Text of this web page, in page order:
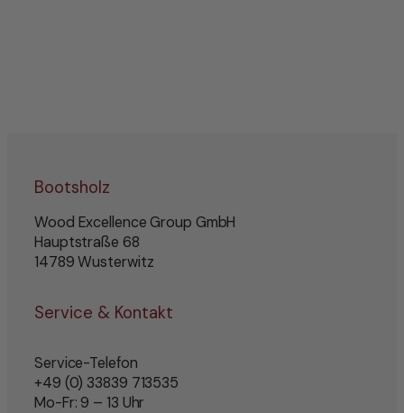
Bootsholz
Wood Excellence Group GmbH
Hauptstraße 68
14789 Wusterwitz
Service & Kontakt
Service-Telefon
+49 (0) 33839 713535
Mo-Fr: 9 – 13 Uhr